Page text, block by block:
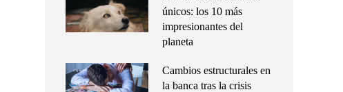
únicos: los 10 más
impresionantes del
planeta
Cambios estructurales en
la banca tras la crisis